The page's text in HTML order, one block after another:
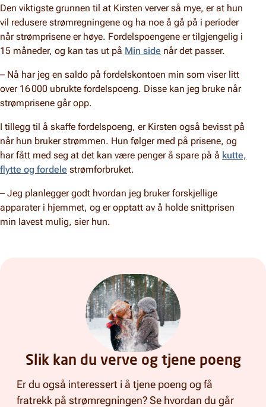
Den viktigste grunnen til at Kirsten verver så mye, er at hun
vil redusere strømregningene og ha noe å gå på i perioder
når strømprisene er høye. Fordelspoengene er tilgjengelig i
15 måneder, og kan tas ut på Min side når det passer.
– Nå har jeg en saldo på fordelskontoen min som viser litt
over 16 000 ubrukte fordelspoeng. Disse kan jeg bruke når
strømprisene går opp.
I tillegg til å skaffe fordelspoeng, er Kirsten også bevisst på
når hun bruker strømmen. Hun følger med på prisene, og
har fått med seg at det kan være penger å spare på å kutte,
flytte og fordele strømforbruket.
– Jeg planlegger godt hvordan jeg bruker forskjellige
apparater i hjemmet, og er opptatt av å holde snittprisen
min lavest mulig, sier hun.
Slik kan du verve og tjene poeng
Er du også interessert i å tjene poeng og få
fratrekk på strømregningen? Se hvordan du går